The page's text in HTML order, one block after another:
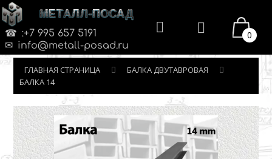
МЕТАЛЛ-ПОСАД
:+7 995 657 5191
info@metall-posad.ru
0
ГЛАВНАЯ СТРАНИЦА
БАЛКА ДВУТАВРОВАЯ
БАЛКА 14